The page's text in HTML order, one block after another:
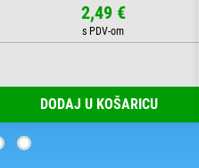
2,49 €
DODAJ U KOŠARICU